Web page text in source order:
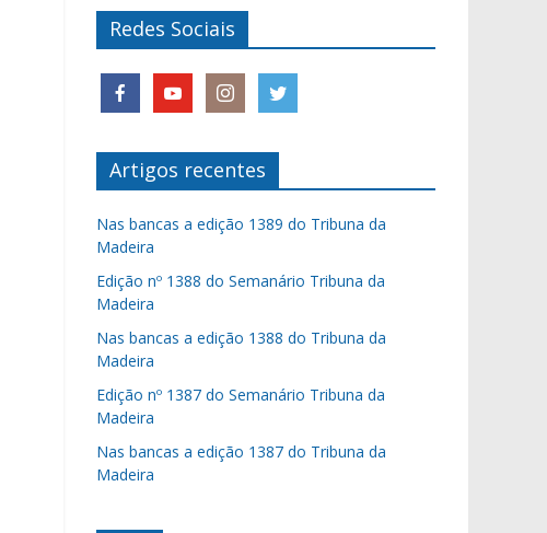
Redes Sociais
Artigos recentes
Nas bancas a edição 1389 do Tribuna da
Madeira
Edição nº 1388 do Semanário Tribuna da
Madeira
Nas bancas a edição 1388 do Tribuna da
Madeira
Edição nº 1387 do Semanário Tribuna da
Madeira
Nas bancas a edição 1387 do Tribuna da
Madeira